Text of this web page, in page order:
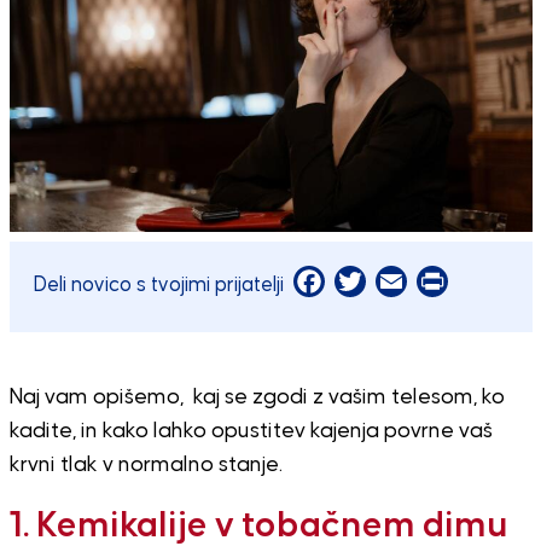
Deli novico s tvojimi prijatelji Facebook
Twitter
EmailPrint
Naj vam opišemo, kaj se zgodi z vašim telesom, ko
kadite, in kako lahko opustitev kajenja povrne vaš
krvni tlak v normalno stanje.
1. Kemikalije v tobačnem dimu